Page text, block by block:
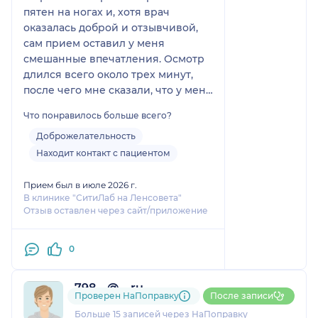
пятен на ногах и, хотя врач
оказалась доброй и отзывчивой,
сам прием оставил у меня
смешанные впечатления. Осмотр
длился всего около трех минут,
после чего мне сказали, что у меня
В результате мне
порекомендовали посетить других
терапевта, невролога, хирурга,
флеболога и сделать УЗИ вен.
вен, т.к нет средств и возможности
порядке. На приеме врач, который
делал узи, расшифровал его и
Что понравилось больше всего?
Доброжелательность
Находит контакт с пациентом
Прием был в июле 2026 г.
В клинике "СитиЛаб на Ленсовета"
Отзыв оставлен через сайт/приложение
0
798....@....ru
2 отзываи 1 оценка
Больше 15 записей через НаПоправку
Проверен НаПоправку После записи